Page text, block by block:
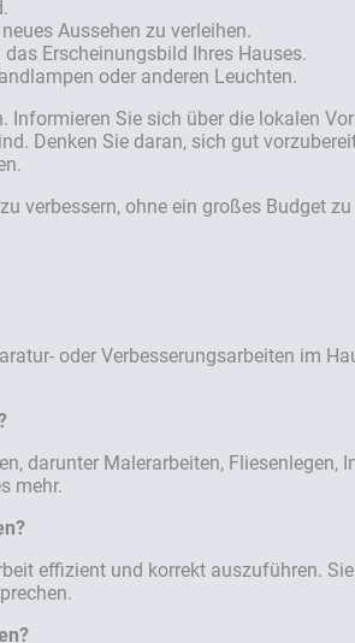
Aussehen zu verleihen.
Erscheinungsbild Ihres Hauses.
oder anderen Leuchten.
Sie sich über die lokalen
Denken Sie daran, sich gut
verbessern, ohne ein großes Budget
oder Verbesserungsarbeiten im
darunter Malerarbeiten, Fliesenlegen,
mehr.
effizient und korrekt auszuführen.